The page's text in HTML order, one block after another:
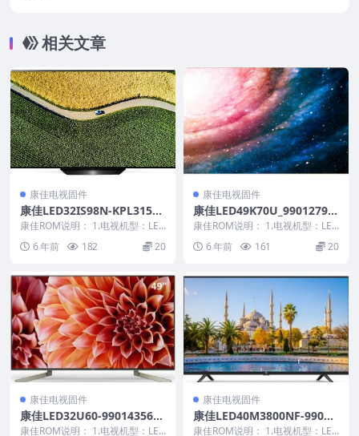
相关文章
康佳电视固件
康佳LED32IS98N-KPL315A
1C3E3-V1.2.25-99007682原
厂系统刷机电视固件包下载
康佳ROM说明： 1.电视机型：LED
32IS98N 2.物料号：9900768...
6 年前 182 20
康佳电视固件
康佳LED49K70U_99012795-
V1.1.13原厂系统刷机电视固
件包下载
康佳ROM说明： 1.电视机型：LED
49K70U 2.物料号：99012795...
6 年前 161 20
康佳电视固件
康佳LED32U60-99014356-V
1.0.03_99014481-V2.0.04-7
康佳ROM说明： 1.电视机型：LED
康佳电视固件
康佳LED40M3800NF-99011
294-V1.1.08原厂系统刷机电
康佳ROM说明： 1.电视机型：LED